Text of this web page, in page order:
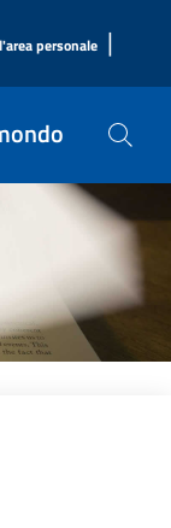
personale |